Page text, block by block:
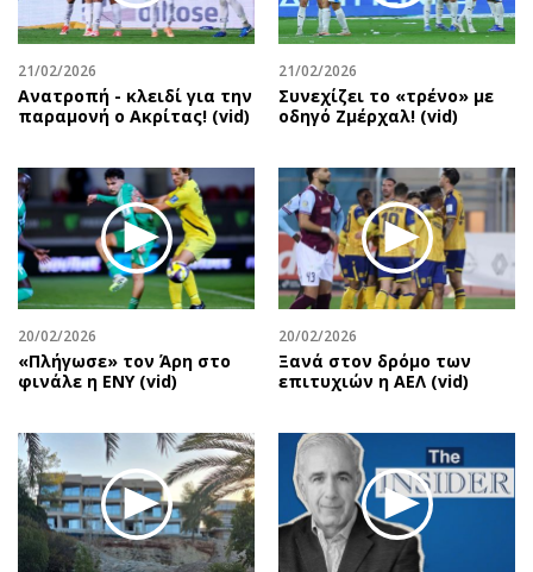
21/02/2026
Ανατροπή - κλειδί για την
παραμονή ο Ακρίτας! (vid)
21/02/2026
Συνεχίζει το «τρένο» με
οδηγό Ζμέρχαλ! (vid)
20/02/2026
«Πλήγωσε» τον Άρη στο
φινάλε η ΕΝΥ (vid)
20/02/2026
Ξανά στον δρόμο των
επιτυχιών η ΑΕΛ (vid)